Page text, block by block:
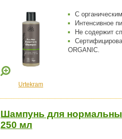
С
Интенсивное
Не содержит
ORGANIC.
Urtekram
Шампунь для
250 мл